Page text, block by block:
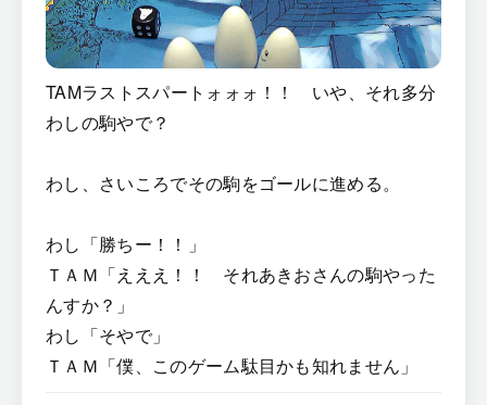
TAMラストスパートォォォ！！ いや、それ多分
わしの駒やで？
わし、さいころでその駒をゴールに進める。
わし「勝ちー！！」
ＴＡＭ「えええ！！ それあきおさんの駒やった
んすか？」
わし「そやで」
ＴＡＭ「僕、このゲーム駄目かも知れません」